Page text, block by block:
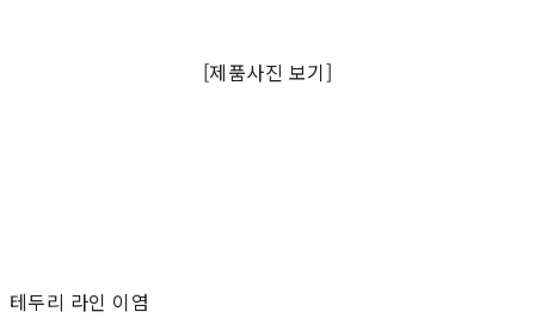
[제품사진 보기]
테두리 라인 이염